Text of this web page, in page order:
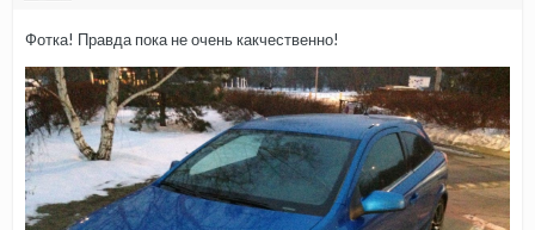
Фотка! Правда пока не очень какчественно!